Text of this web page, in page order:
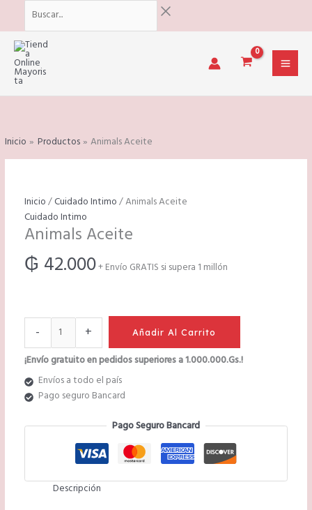
contenido
Inicio Productos Animals Aceite
Inicio/Cuidado Intimo/ Animals Aceite
Cuidado Intimo
Animals Aceite
₲ 42.000+ Envío GRATIS si supera 1 millón
-
Animals
Aceite
cantidad
+ Añadir Al Carrito
¡Envío gratuito en pedidos superiores a 1.000.000.Gs.!
Envíos a todo el país
Pago seguro Bancard
Pago Seguro Bancard
Descripción